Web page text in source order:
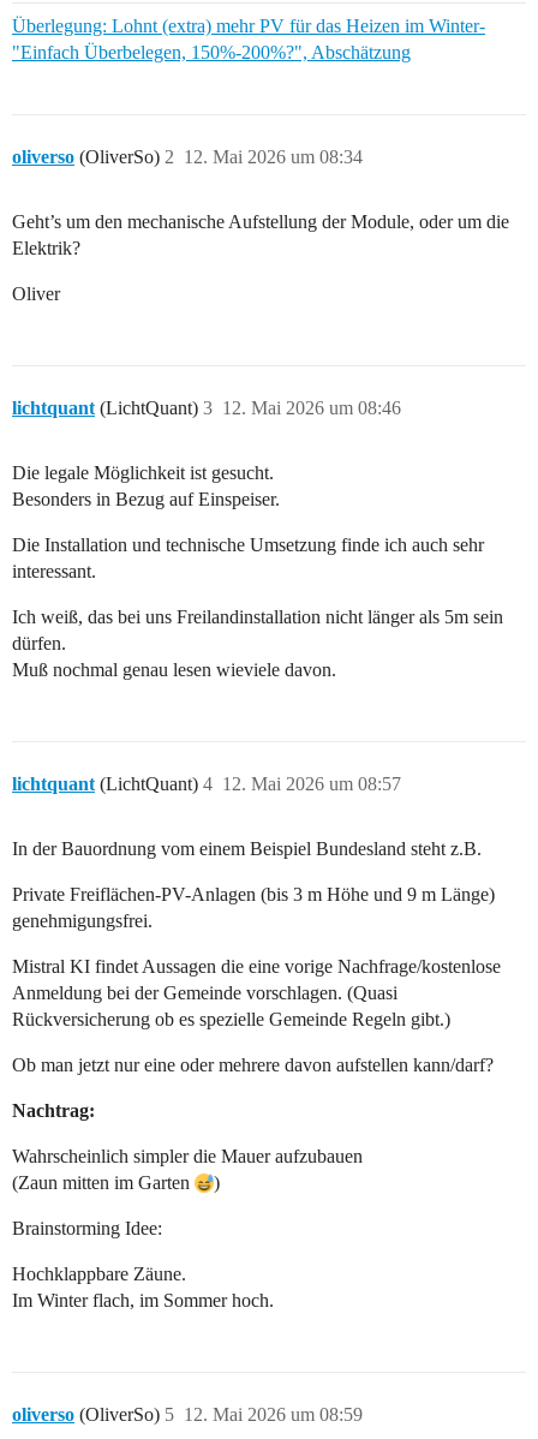
Überlegung: Lohnt (extra) mehr PV für das Heizen im Winter-
"Einfach Überbelegen, 150%-200%?", Abschätzung
oliverso (OliverSo) 12. Mai 2026 um 08:34
2
Geht’s um den mechanische Aufstellung der Module, oder um die
Elektrik?
Oliver
lichtquant (LichtQuant) 12. Mai 2026 um 08:46
3
Die legale Möglichkeit ist gesucht.
Besonders in Bezug auf Einspeiser.
Die Installation und technische Umsetzung finde ich auch sehr
interessant.
Ich weiß, das bei uns Freilandinstallation nicht länger als 5m sein
dürfen.
Muß nochmal genau lesen wieviele davon.
lichtquant (LichtQuant) 12. Mai 2026 um 08:57
4
In der Bauordnung vom einem Beispiel Bundesland steht z.B.
Private Freiflächen-PV-Anlagen (bis 3 m Höhe und 9 m Länge)
genehmigungsfrei.
Mistral KI findet Aussagen die eine vorige Nachfrage/kostenlose
Anmeldung bei der Gemeinde vorschlagen. (Quasi
Rückversicherung ob es spezielle Gemeinde Regeln gibt.)
Ob man jetzt nur eine oder mehrere davon aufstellen kann/darf?
Nachtrag:
Wahrscheinlich simpler die Mauer aufzubauen
(Zaun mitten im Garten
)
Brainstorming Idee:
Hochklappbare Zäune.
Im Winter flach, im Sommer hoch.
oliverso (OliverSo) 12. Mai 2026 um 08:59
5